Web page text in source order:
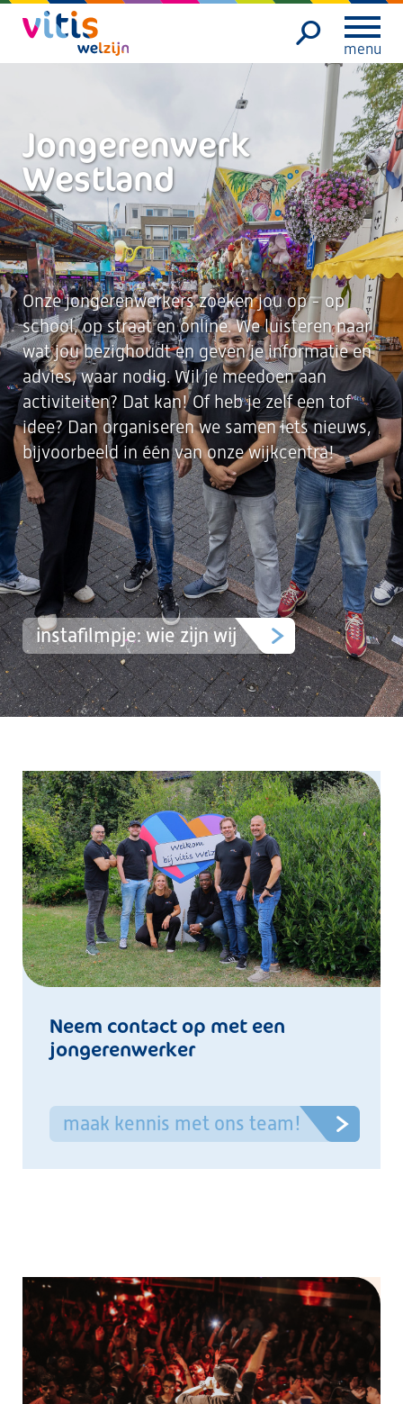
menu
Jongerenwerk
Westland
Onze jongerenwerkers zoeken jou op - op
school, op straat en online. We luisteren naar
wat jou bezighoudt en geven je informatie en
advies, waar nodig. Wil je meedoen aan
activiteiten? Dat kan! Of heb je zelf een tof
idee? Dan organiseren we samen iets nieuws,
bijvoorbeeld in één van onze wijkcentra!
instafilmpje: wie zijn wij
Neem contact op met een
jongerenwerker
maak kennis met ons team!